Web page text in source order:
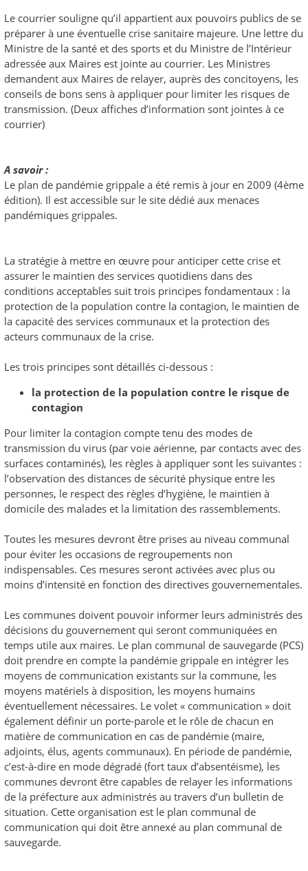
Le courrier souligne qu’il appartient aux pouvoirs publics de se
préparer à une éventuelle crise sanitaire majeure. Une lettre du
Ministre de la santé et des sports et du Ministre de l’Intérieur
adressée aux Maires est jointe au courrier. Les Ministres
demandent aux Maires de relayer, auprès des concitoyens, les
conseils de bons sens à appliquer pour limiter les risques de
transmission. (Deux affiches d’information sont jointes à ce
courrier)
A savoir :
Le plan de pandémie grippale a été remis à jour en 2009 (4ème
édition). Il est accessible sur le site dédié aux menaces
pandémiques grippales.
La stratégie à mettre en œuvre pour anticiper cette crise et
assurer le maintien des services quotidiens dans des
conditions acceptables suit trois principes fondamentaux : la
protection de la population contre la contagion, le maintien de
la capacité des services communaux et la protection des
acteurs communaux de la crise.
Les trois principes sont détaillés ci-dessous :
la protection de la population contre le risque de
contagion
Pour limiter la contagion compte tenu des modes de
transmission du virus (par voie aérienne, par contacts avec des
surfaces contaminés), les règles à appliquer sont les suivantes :
l’observation des distances de sécurité physique entre les
personnes, le respect des règles d’hygiène, le maintien à
domicile des malades et la limitation des rassemblements.
Toutes les mesures devront être prises au niveau communal
pour éviter les occasions de regroupements non
indispensables. Ces mesures seront activées avec plus ou
moins d’intensité en fonction des directives gouvernementales.
Les communes doivent pouvoir informer leurs administrés des
décisions du gouvernement qui seront communiquées en
temps utile aux maires. Le plan communal de sauvegarde (PCS)
doit prendre en compte la pandémie grippale en intégrer les
moyens de communication existants sur la commune, les
moyens matériels à disposition, les moyens humains
éventuellement nécessaires. Le volet « communication » doit
également définir un porte-parole et le rôle de chacun en
matière de communication en cas de pandémie (maire,
adjoints, élus, agents communaux). En période de pandémie,
c’est-à-dire en mode dégradé (fort taux d’absentéisme), les
communes devront être capables de relayer les informations
de la préfecture aux administrés au travers d’un bulletin de
situation. Cette organisation est le plan communal de
communication qui doit être annexé au plan communal de
sauvegarde.